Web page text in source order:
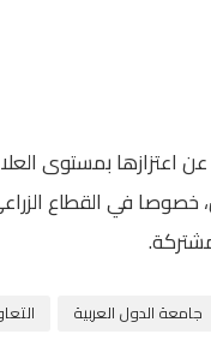
عن اعتزازها بمستوى
خصوصا في القطاع
جامعة الدول العربية